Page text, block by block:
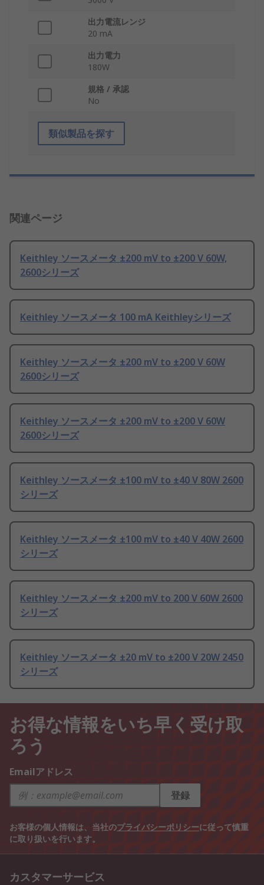
出力電流レンジ
20 mA
出力電力
180W
規格 / 承認
No
類似製品を探す
関連ページ
Keithley ソースメータ ±200 mV to ±200 V 60W,
2600シリーズ
Keithley ソースメータ 100 mA Keithleyシリーズ
Keithley ソースメータ ±200 mV to ±200 V 60W
2600シリーズ
Keithley ソースメータ ±200 mV to ±200 V 60W
2600シリーズ
Keithley ソースメータ ±100 mV to ±40 V 80W 2600
シリーズ
Keithley ソースメータ ±100 mV to ±40 V 40W 2600
シリーズ
Keithley ソースメータ ±200 mV to 200 V 60W 2600
シリーズ
Keithley ソースメータ ±20 mV to ±200 V 20W 2450
シリーズ
お得な情報をいち早く受け取
ろう
Emailアドレス
登録
お客様の個人情報は、当社のプライバシーポリシーに従って慎重
に取り扱いを行います。
カスタマーサービス